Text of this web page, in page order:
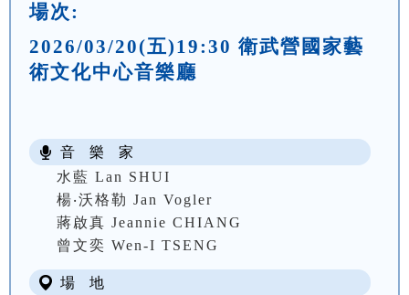
場次:
2026/03/20(五)19:30 衛武營國家藝
術文化中心音樂廳
音 樂 家
水藍 Lan SHUI
楊‧沃格勒 Jan Vogler
蔣啟真 Jeannie CHIANG
曾文奕 Wen-I TSENG
場 地